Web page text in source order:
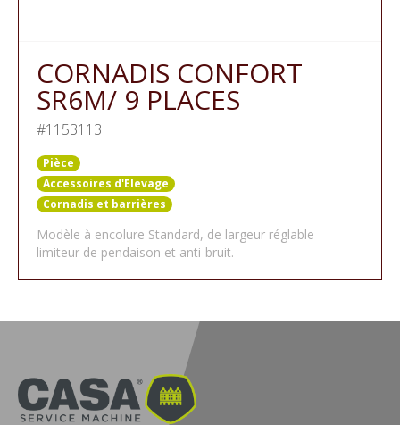
CORNADIS CONFORT
SR6M/ 9 PLACES
#1153113
Pièce
Accessoires d'Elevage
Cornadis et barrières
Modèle à encolure Standard, de largeur réglable
limiteur de pendaison et anti-bruit.